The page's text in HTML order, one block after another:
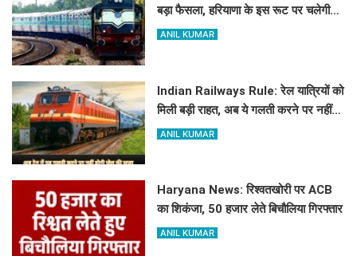
बड़ा फैसला, हरियाणा के इस रूट पर चलेगी
स्पेशल ट्रेन, देखें टाइमिंग
ANIL KUMAR
Indian Railways Rule: रेल यात्रियों को
मिली बड़ी राहत, अब ये गलती करने पर नहीं
होगी कोई सजा
ANIL KUMAR
Haryana News: रिश्वतखोरी पर ACB
का शिकंजा, 50 हजार लेते बिचौलिया गिरफ्तार
ANIL KUMAR